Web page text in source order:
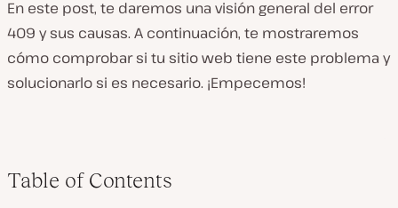
En este post, te daremos una visión general del error
409 y sus causas. A continuación, te mostraremos
cómo comprobar si tu sitio web tiene este problema y
solucionarlo si es necesario. ¡Empecemos!
Table of Contents